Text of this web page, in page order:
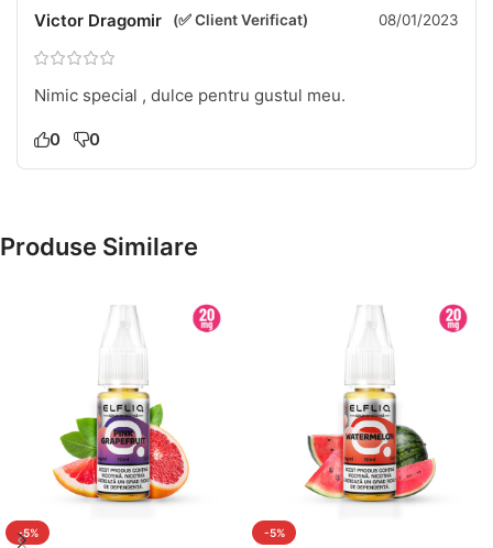
Victor Dragomir (✅ Client Verificat) 08/01/2023
Nimic special , dulce pentru gustul meu.
0 0
Produse Similare
-5%
-5%